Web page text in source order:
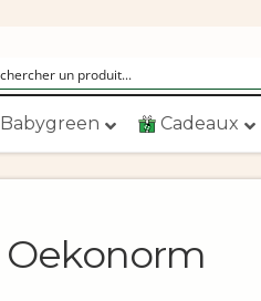
Babygreen Cadeaux
Oekonorm